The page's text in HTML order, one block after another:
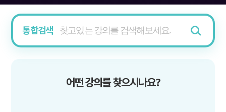
통합검색
어떤 강의를 찾으시나요?